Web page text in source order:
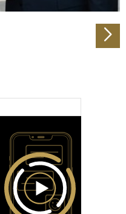
unsere Partner für
möglicherweise mit
ihnen bereitgestellt